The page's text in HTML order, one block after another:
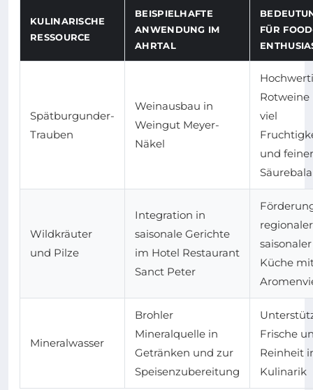
KULINARISCHE
RESSOURCE
BEISPIELHAFTE
ANWENDUNG IM
AHRTAL
FÜR
Spätburgunder-
Trauben
Weinausbau in
Weingut Meyer-
Näkel
viel
und feiner
Wildkräuter
und Pilze
Integration in
saisonale Gerichte
im Hotel Restaurant
Sanct Peter
saisonaler
Küche
Mineralwasser
Brohler
Mineralquelle in
Getränken und zur
Speisenzubereitung
Frische
Reinheit
Kulinarik